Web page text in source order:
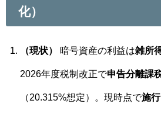
化）
（現状） 暗号資産の利益は雑所
2026年度税制改正で申告分離課
（20.315%想定）。現時点で施